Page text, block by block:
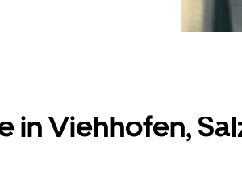
in Viehhofen,